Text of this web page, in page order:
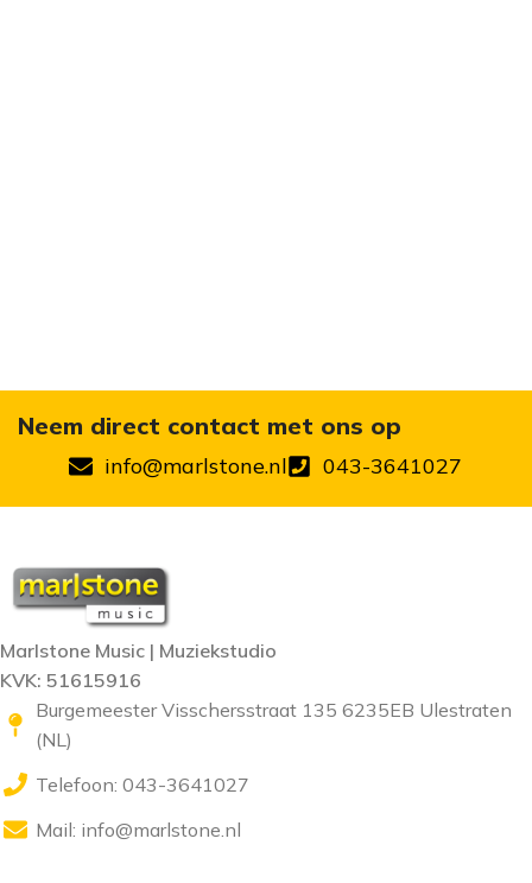
Neem direct contact met ons op
info@marlstone.nl 043-3641027
Marlstone Music | Muziekstudio
KVK: 51615916
Burgemeester Visschersstraat 135 6235EB Ulestraten
(NL)
Telefoon: 043-3641027
Mail: info@marlstone.nl